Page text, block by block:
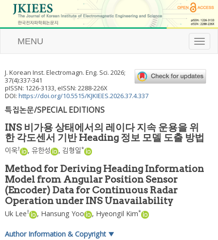
T
o
l
e
a
n
MENU
J. Korean Inst. Electromagn. Eng. Sci. 2026;
37(4):337-341
pISSN: 1226-3133, eISSN: 2288-226X
DOI: https://doi.org/10.5515/KJKIEES.2026.37.4.337
특집논문/SPECIAL EDITIONS
INS 비가용 상태에서의 레이다 지속 운용을 위
한 각도센서 기반 Heading 정보 모델 도출 방법
이욱† , 유한성 , 김형일*
Method for Deriving Heading Information
Model from Angular Position Sensor
(Encoder) Data for Continuous Radar
Operation under INS Unavailability
Uk Lee† , Hansung Yoo , Hyeongil Kim*
Author Information & Copyright ▼